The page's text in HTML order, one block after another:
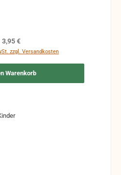
Regulärer Preis:
3,95 €
zzgl. Versandkosten
Warenkorb